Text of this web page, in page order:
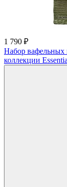
1 790 ₽
Набор вафельных
коллекции